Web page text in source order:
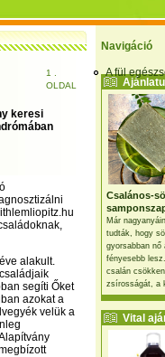
Navigáció
A fül
Csalános-
Már
tudták, hogy
gyorsabban nő
fényesebb
csalán
zsírosságát, a
Vital
1 .
OLDAL
keresi
alakult.
segíti Őket
azokat a
velük a